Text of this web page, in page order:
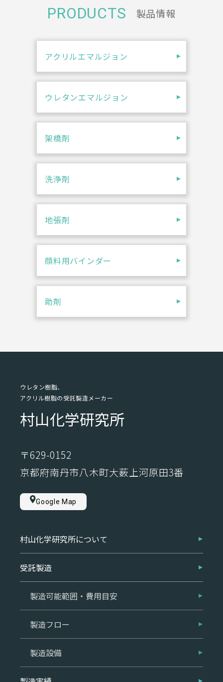
PRODUCTS 製品情報
アクリルエマルジョン
ウレタンエマルジョン
架橋剤
洗浄剤
地張剤
顔料用バインダー
助剤
ウレタン樹脂、
アクリル樹脂の受託製造メーカー
村山化学研究所
〒629-0152
京都府南丹市八木町大薮上河原田3番
Google Map
村山化学研究所について
受託製造
製造可能範囲・費用目安
製造フロー
製造設備